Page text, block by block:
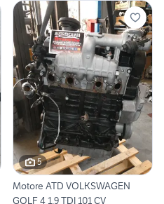
5
Motore ATD VOLKSWAGEN
GOLF 4 1.9 TDI 101 CV